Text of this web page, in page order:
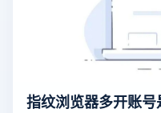
指纹浏览器多开账号